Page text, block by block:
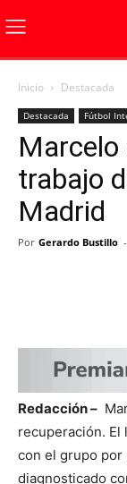
Inicio Destacada
Destacada Fútbol
Marcelo
trabajo
Madrid
Por Gerardo Bustillo -
Redacción –
recuperación. El
con el grupo por
diagnosticado